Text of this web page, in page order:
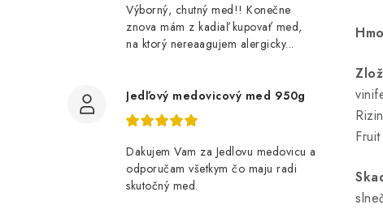
Výborný, chutný med!! Konečne
znova mám z kadiaľ kupovať med,
na ktorý nereaagujem alergicky...
Jedľový medovicový med 950g
Dakujem Vam za Jedlovu medovicu a
odporučam všetkym čo maju radi
skutočný med.